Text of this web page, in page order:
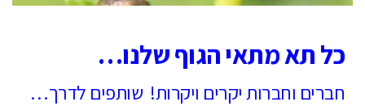
כל תא מתאי הגוף שלנו…
חברים וחברות יקרים ויקרות! שותפים לדרך…